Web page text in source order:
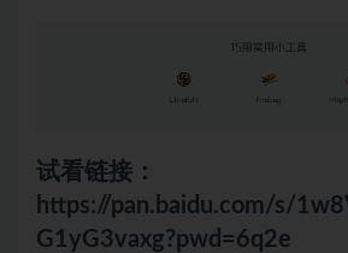
试看链接：
https://pan.baidu.com/s/
G1yG3vaxg?pwd=6q2e